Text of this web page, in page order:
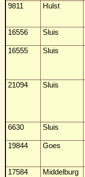
9811 Hulst
16556
Sluis
16555
Sluis
21094 Sluis
6630
Sluis
19844
Goes
17584 Middelburg